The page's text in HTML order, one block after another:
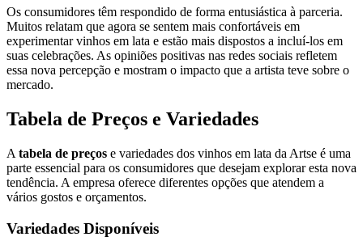
Os consumidores têm respondido de forma entusiástica à parceria.
Muitos relatam que agora se sentem mais confortáveis em
experimentar vinhos em lata e estão mais dispostos a incluí-los em
suas celebrações. As opiniões positivas nas redes sociais refletem
essa nova percepção e mostram o impacto que a artista teve sobre o
mercado.
Tabela de Preços e Variedades
A tabela de preços e variedades dos vinhos em lata da Artse é uma
parte essencial para os consumidores que desejam explorar esta nova
tendência. A empresa oferece diferentes opções que atendem a
vários gostos e orçamentos.
Variedades Disponíveis